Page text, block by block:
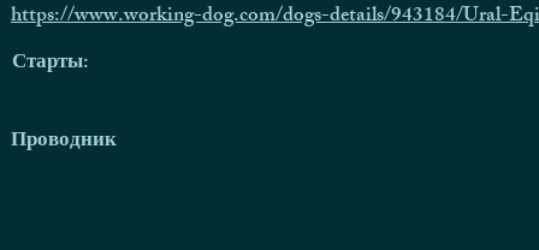
https://www.working-dog.com/dogs-details/943184/Ural-
Старты:
Проводник